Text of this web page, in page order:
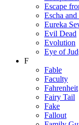
Escape
Escha
Eureka
Evil Dead
Evolution
Eye of
F
Fable
Faculty
Fahrenheit
Fairy Tail
Fake
Fallout